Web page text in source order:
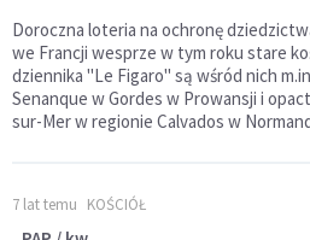
Doroczna loteria na ochronę
we Francji wesprze w tym roku stare
dziennika "Le Figaro" są wśród nich
Senanque w Gordes w Prowansji i
sur-Mer w regionie Calvados w
7 lat temu KOŚCIÓŁ